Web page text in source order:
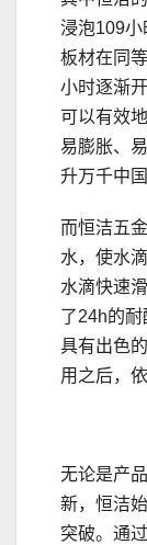
浸泡109小
板材在同
小时逐渐
可以有效
易膨胀、
升万千中
而恒洁五
水，使水
水滴快速
了24h的
具有出色
用之后，
无论是产
新，恒洁
突破。通